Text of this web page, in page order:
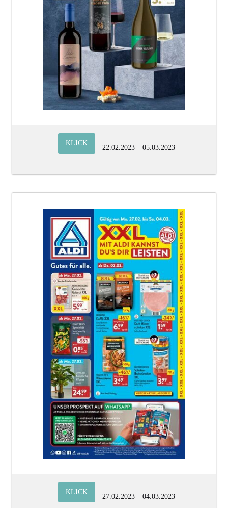
KLICK
22.02.2023 – 05.03.2023
KLICK
27.02.2023 – 04.03.2023